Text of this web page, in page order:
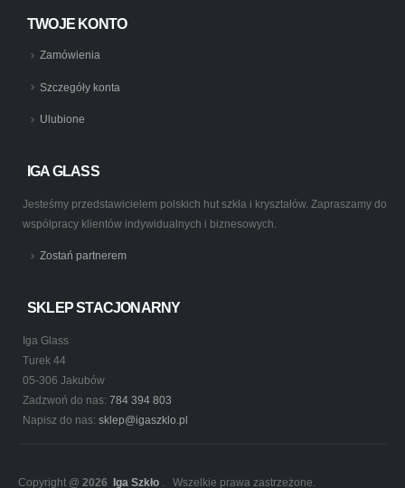
TWOJE KONTO
Zamówienia
Szczegóły konta
Ulubione
IGA GLASS
Jesteśmy przedstawicielem polskich hut szkła i kryształów. Zapraszamy do
współpracy klientów indywidualnych i biznesowych.
Zostań partnerem
SKLEP STACJONARNY
Iga Glass
Turek 44
05-306 Jakubów
Zadzwoń do nas: 784 394 803
Napisz do nas: sklep@igaszklo.pl
Copyright @ 2026 Iga Szkło . Wszelkie prawa zastrzeżone.